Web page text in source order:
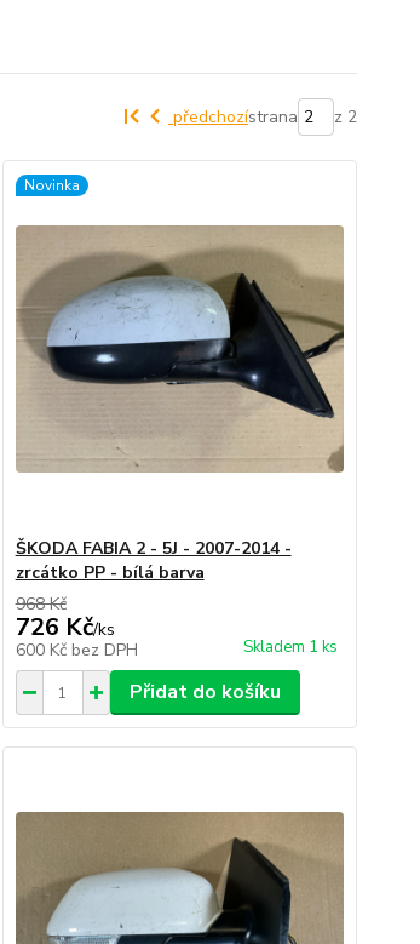
předchozístrana z 2
Novinka
ŠKODA FABIA 2 - 5J - 2007-2014 -
zrcátko PP - bílá barva
968 Kč
726 Kč/ks
600 Kč bez DPH Skladem 1 ks
Přidat do košíku